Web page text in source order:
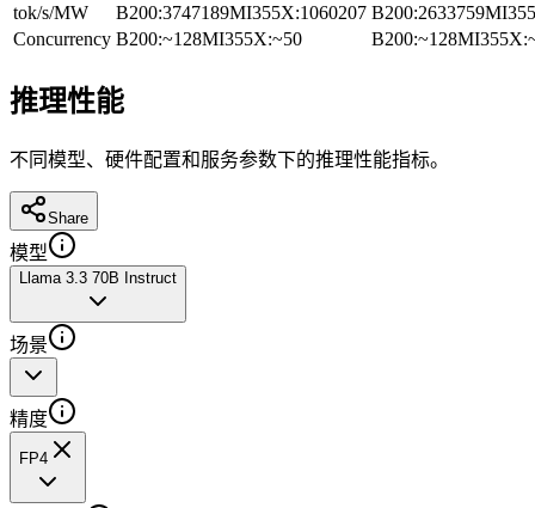
tok/s/MW
B200:3747189MI355X:1060207 B200:2633759
Concurrency B200:~128MI355X:~50 B200:~128MI355X:
推理性能
不同模型、硬件配置和服务参数下的推理性能指标。
Share
模型
Llama 3.3 70B Instruct
场景
精度
FP4